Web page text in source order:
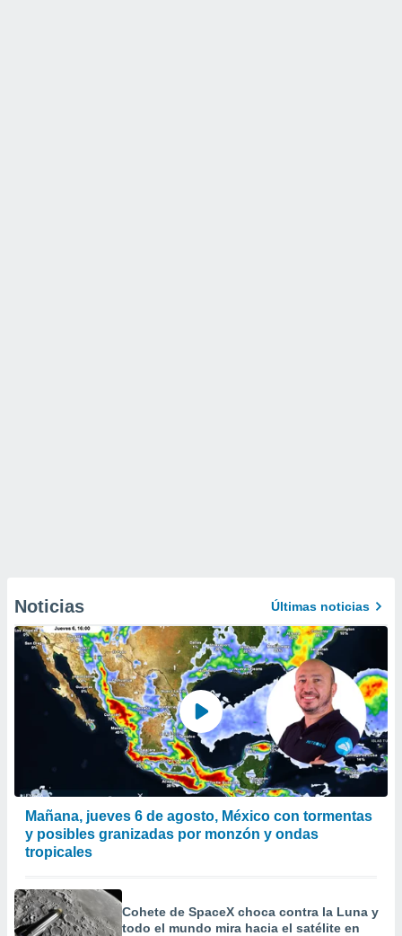
Noticias Últimas noticias
Mañana, jueves 6 de agosto, México con tormentas
y posibles granizadas por monzón y ondas
tropicales
Cohete de SpaceX choca contra la Luna y
todo el mundo mira hacia el satélite en